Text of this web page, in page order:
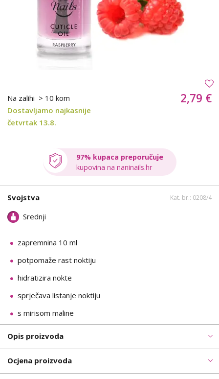
Na zalihi > 10 kom
Dostavljamo najkasnije
četvrtak 13.8.
2,79 €
97% kupaca preporučuje
kupovina na naninails.hr
Svojstva Kat. br.: 0208/4
Srednji
zapremnina 10 ml
potpomaže rast noktiju
hidratizira nokte
sprječava listanje noktiju
s mirisom maline
Opis proizvoda
Ocjena proizvoda